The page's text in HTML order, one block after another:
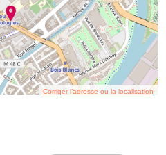
Corriger l’adresse ou la localisation